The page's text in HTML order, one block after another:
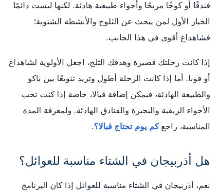
فندقًا أو كوخًا مريحًا وأجواء طبيعية هادئة. لكنها ليست دائمًا
الخيار الأول لمن يبحث عن الثلوج والأنشطة الشتوية؛
فشاهداغ أقوى في هذا الجانب.
إذا كانت رحلتك قصيرة وهدفك الثلج، اجعل الأولوية لشاهداغ
أو قوبا. أما إذا كانت الرحلة أطول وتريد تنويعًا بين باكو
والطبيعة الهادئة، فيمكن إضافة قبالا، خاصة إذا كنت تحب
الأجواء الريفية والبحيرة والفنادق الهادئة. ولمعرفة المدة
المناسبة، راجعكم يوم تحتاج قبالا؟.
هل أذربيجان في الشتاء مناسبة للعوائل؟
نعم، أذربيجان في الشتاء مناسبة للعوائل إذا كان البرنامج